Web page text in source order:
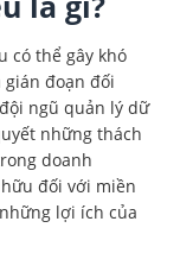
có thể gây khó
đoạn đối
ngũ quản lý dữ
những thách
doanh
đối với miền
lợi ích của